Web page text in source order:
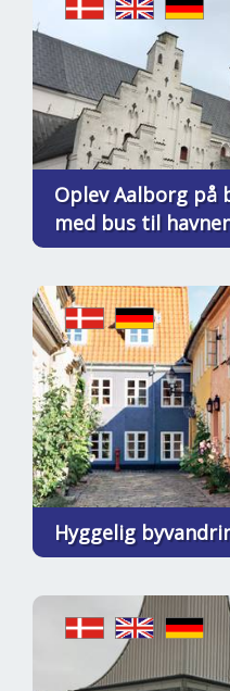
Oplev Aalborg på
med bus til
Hyggelig